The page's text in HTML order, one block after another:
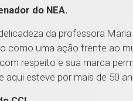
do NEA.
da professora
como uma ação frente ao
respeito e sua marca
aqui esteve por mais de 50